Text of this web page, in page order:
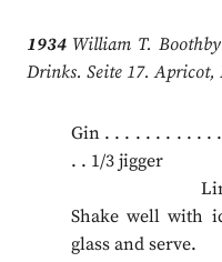
1934William T.
Drinks. Seite 17. Apricot,
Gin . . . . . . . . . .
. . 1/3 jigger
Lime . . . .
Shake well with
glass and serve.